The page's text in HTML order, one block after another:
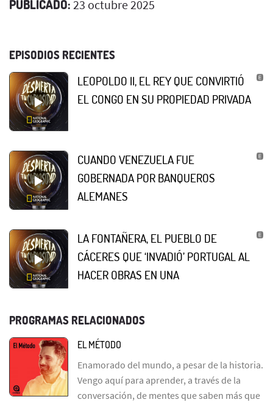
PUBLICADO: 23 octubre 2025
EPISODIOS RECIENTES
LEOPOLDO II, EL REY QUE CONVIRTIÓ
EL CONGO EN SU PROPIEDAD PRIVADA
CUANDO VENEZUELA FUE
GOBERNADA POR BANQUEROS
ALEMANES
LA FONTAÑERA, EL PUEBLO DE
CÁCERES QUE ‘INVADIÓ’ PORTUGAL AL
HACER OBRAS EN UNA
PROGRAMAS RELACIONADOS
EL MÉTODO
Enamorado del mundo, a pesar de la historia.
Vengo aquí para aprender, a través de la
conversación, de mentes que saben más que